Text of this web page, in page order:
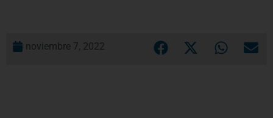
noviembre 7, 2022